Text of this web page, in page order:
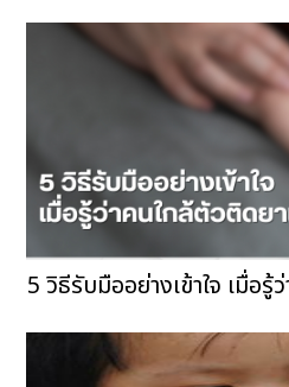
5 วิธีรับมืออย่างเข้าใจ เมื่อ